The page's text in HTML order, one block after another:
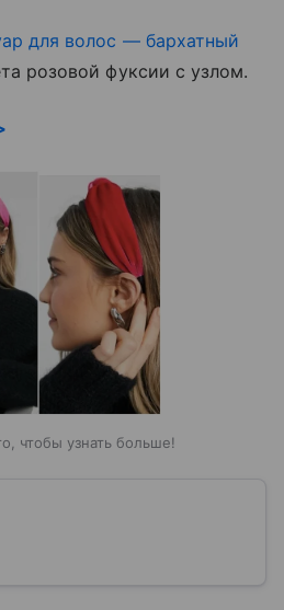
для волос — бархатный
розовой фуксии с узлом.
чтобы узнать больше!